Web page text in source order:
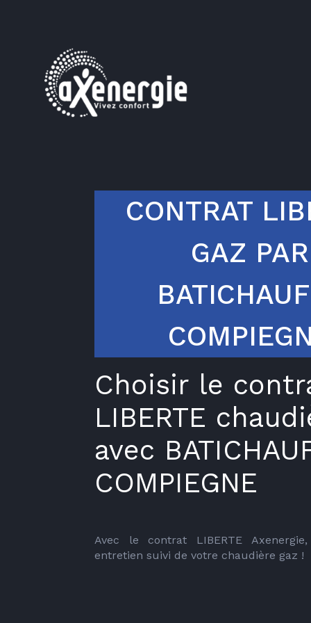
CONTRAT
GAZ PAR
Choisir le
LIBERTE
avec
COMPIEGNE
Avec le contrat LIBERTE
entretien suivi de votre chaudière gaz !